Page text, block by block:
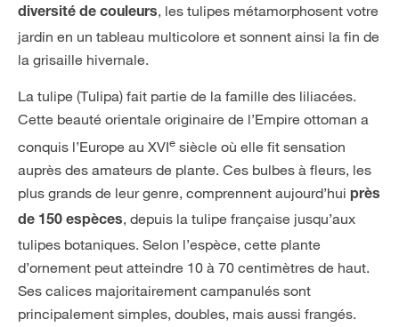
diversité de couleurs, les tulipes métamorphosent votre
jardin en un tableau multicolore et sonnent ainsi la fin de
la grisaille hivernale.
La tulipe (Tulipa) fait partie de la famille des liliacées.
Cette beauté orientale originaire de l’Empire ottoman a
conquis l’Europe au XVIe siècle où elle fit sensation
auprès des amateurs de plante. Ces bulbes à fleurs, les
plus grands de leur genre, comprennent aujourd’hui près
de 150 espèces, depuis la tulipe française jusqu’aux
tulipes botaniques. Selon l’espèce, cette plante
d’ornement peut atteindre 10 à 70 centimètres de haut.
Ses calices majoritairement campanulés sont
principalement simples, doubles, mais aussi frangés.